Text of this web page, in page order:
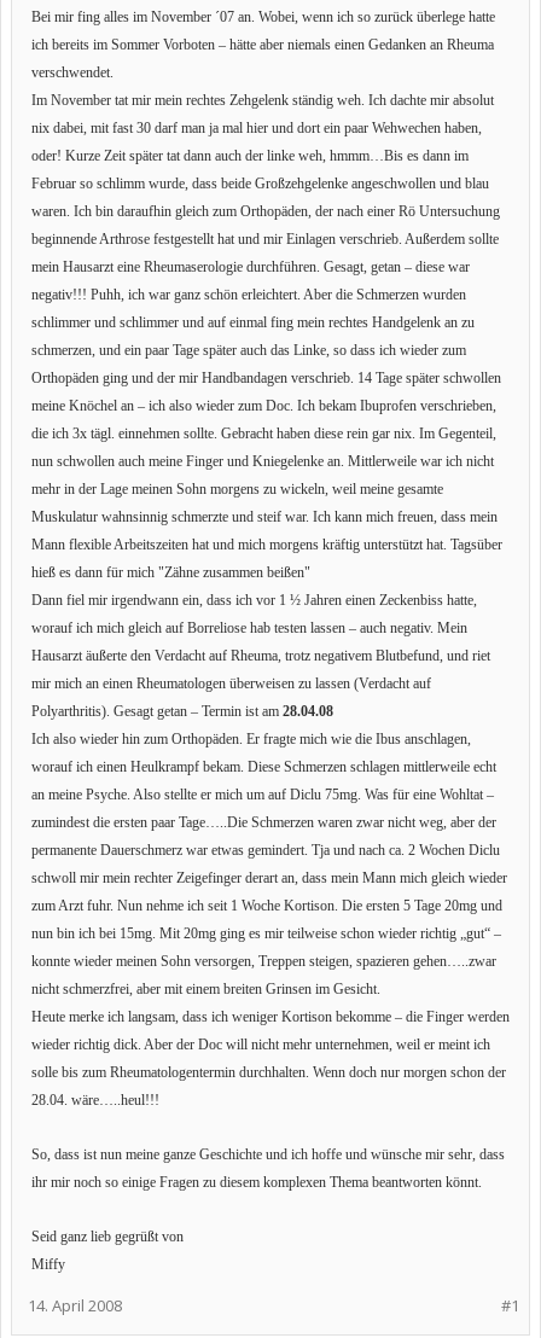
Bei mir fing alles im November ´07 an. Wobei, wenn ich so zurück überlege hatte
ich bereits im Sommer Vorboten – hätte aber niemals einen Gedanken an Rheuma
verschwendet.
Im November tat mir mein rechtes Zehgelenk ständig weh. Ich dachte mir absolut
nix dabei, mit fast 30 darf man ja mal hier und dort ein paar Wehwechen haben,
oder! Kurze Zeit später tat dann auch der linke weh, hmmm…Bis es dann im
Februar so schlimm wurde, dass beide Großzehgelenke angeschwollen und blau
waren. Ich bin daraufhin gleich zum Orthopäden, der nach einer Rö Untersuchung
beginnende Arthrose festgestellt hat und mir Einlagen verschrieb. Außerdem sollte
mein Hausarzt eine Rheumaserologie durchführen. Gesagt, getan – diese war
negativ!!! Puhh, ich war ganz schön erleichtert. Aber die Schmerzen wurden
schlimmer und schlimmer und auf einmal fing mein rechtes Handgelenk an zu
schmerzen, und ein paar Tage später auch das Linke, so dass ich wieder zum
Orthopäden ging und der mir Handbandagen verschrieb. 14 Tage später schwollen
meine Knöchel an – ich also wieder zum Doc. Ich bekam Ibuprofen verschrieben,
die ich 3x tägl. einnehmen sollte. Gebracht haben diese rein gar nix. Im Gegenteil,
nun schwollen auch meine Finger und Kniegelenke an. Mittlerweile war ich nicht
mehr in der Lage meinen Sohn morgens zu wickeln, weil meine gesamte
Muskulatur wahnsinnig schmerzte und steif war. Ich kann mich freuen, dass mein
Mann flexible Arbeitszeiten hat und mich morgens kräftig unterstützt hat. Tagsüber
hieß es dann für mich "Zähne zusammen beißen"
Dann fiel mir irgendwann ein, dass ich vor 1 ½ Jahren einen Zeckenbiss hatte,
worauf ich mich gleich auf Borreliose hab testen lassen – auch negativ. Mein
Hausarzt äußerte den Verdacht auf Rheuma, trotz negativem Blutbefund, und riet
mir mich an einen Rheumatologen überweisen zu lassen (Verdacht auf
Polyarthritis). Gesagt getan – Termin ist am 28.04.08
Ich also wieder hin zum Orthopäden. Er fragte mich wie die Ibus anschlagen,
worauf ich einen Heulkrampf bekam. Diese Schmerzen schlagen mittlerweile echt
an meine Psyche. Also stellte er mich um auf Diclu 75mg. Was für eine Wohltat –
zumindest die ersten paar Tage…..Die Schmerzen waren zwar nicht weg, aber der
permanente Dauerschmerz war etwas gemindert. Tja und nach ca. 2 Wochen Diclu
schwoll mir mein rechter Zeigefinger derart an, dass mein Mann mich gleich wieder
zum Arzt fuhr. Nun nehme ich seit 1 Woche Kortison. Die ersten 5 Tage 20mg und
nun bin ich bei 15mg. Mit 20mg ging es mir teilweise schon wieder richtig „gut“ –
konnte wieder meinen Sohn versorgen, Treppen steigen, spazieren gehen…..zwar
nicht schmerzfrei, aber mit einem breiten Grinsen im Gesicht.
Heute merke ich langsam, dass ich weniger Kortison bekomme – die Finger werden
wieder richtig dick. Aber der Doc will nicht mehr unternehmen, weil er meint ich
solle bis zum Rheumatologentermin durchhalten. Wenn doch nur morgen schon der
28.04. wäre…..heul!!!
So, dass ist nun meine ganze Geschichte und ich hoffe und wünsche mir sehr, dass
ihr mir noch so einige Fragen zu diesem komplexen Thema beantworten könnt.
Seid ganz lieb gegrüßt von
Miffy
#1
14. April 2008